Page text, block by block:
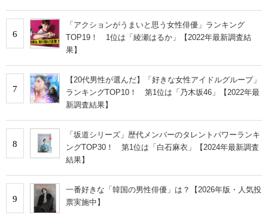
6
「アクションがうまいと思う女性俳優」ランキング
TOP19！ 1位は「綾瀬はるか」【2022年最新調査結
果】
7
【20代男性が選んだ】「好きな女性アイドルグループ」
ランキングTOP10！ 第1位は「乃木坂46」【2022年最
新調査結果】
8
「坂道シリーズ」歴代メンバーのタレントパワーランキ
ングTOP30！ 第1位は「白石麻衣」【2024年最新調査
結果】
9
一番好きな「韓国の男性俳優」は？【2026年版・人気投
票実施中】